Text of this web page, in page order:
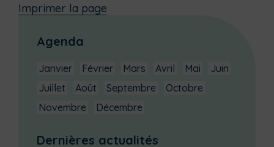
Imprimer la page
Agenda
Janvier Février Mars Avril Mai
Juin
Juillet
Août Septembre
Octobre
Novembre
Décembre
Dernières actualités